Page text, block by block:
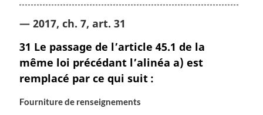
— 2017, ch. 7, art. 31
31 Le passage de l’article 45.1 de la
même loi précédant l’alinéa a) est
remplacé par ce qui suit :
Fourniture de renseignements